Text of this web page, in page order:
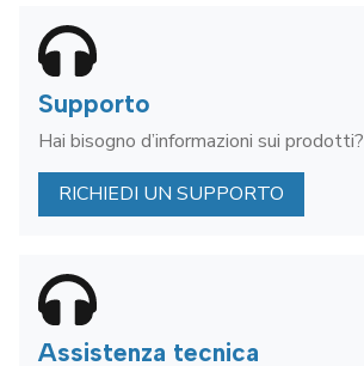
Supporto
Hai bisogno d’informazioni sui prodotti?
RICHIEDI UN SUPPORTO
Assistenza tecnica